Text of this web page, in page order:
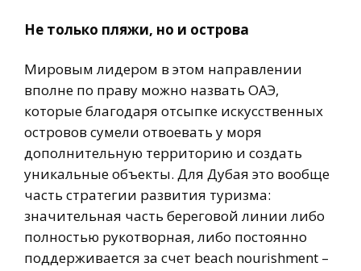
Не только пляжи, но и острова
Мировым лидером в этом направлении
вполне по праву можно назвать ОАЭ,
которые благодаря отсыпке искусственных
островов сумели отвоевать у моря
дополнительную территорию и создать
уникальные объекты. Для Дубая это вообще
часть стратегии развития туризма:
значительная часть береговой линии либо
полностью рукотворная, либо постоянно
поддерживается за счет beach nourishment –